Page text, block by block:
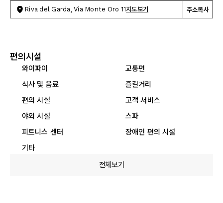
Riva del Garda, Via Monte Oro 11지도보기 주소복사
편의시설
와이파이
교통편
식사 및 음료
즐길거리
편의 시설
고객 서비스
야외 시설
스파
피트니스 센터
장애인 편의 시설
기타
전체보기